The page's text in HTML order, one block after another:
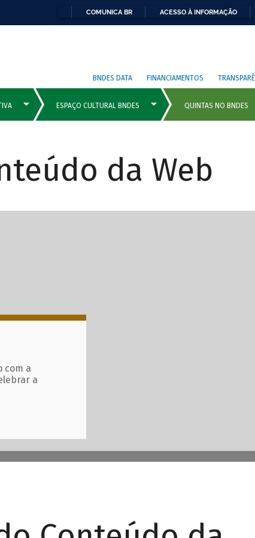
COMUNICA BR ACESSO À INFORMAÇÃO
BNDES DATA FINANCIAMENTOS
da Web
com
com a
a